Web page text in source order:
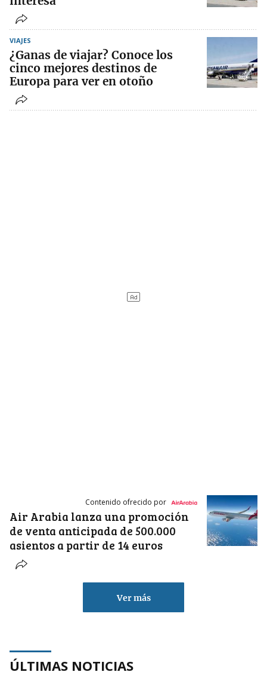
VIAJES
¿Ganas de viajar? Conoce los
cinco mejores destinos de
Europa para ver en otoño
Contenido ofrecido por
Air Arabia lanza una promoción
de venta anticipada de 500.000
asientos a partir de 14 euros
Ver más
ÚLTIMAS NOTICIAS